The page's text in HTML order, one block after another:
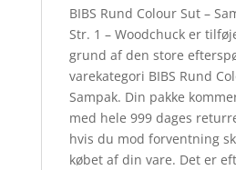
BIBS Rund Colour Sut –
Str. 1 – Woodchuck er
grund af den store
varekategori BIBS Rund
Sampak. Din pakke
med hele 999 dages
hvis du mod forventning
købet af din vare. Det er